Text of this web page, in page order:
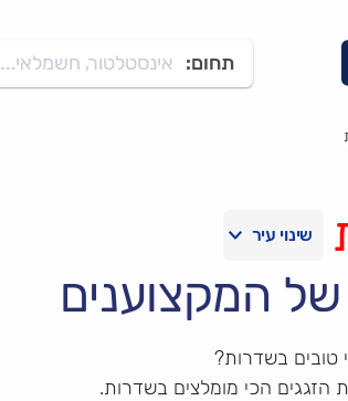
תחום: אינסטלטור, חשמלאי...
המקצוענים
טובים בשדרות?
הכי מומלצים בשדרות.